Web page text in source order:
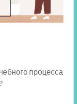
процесса